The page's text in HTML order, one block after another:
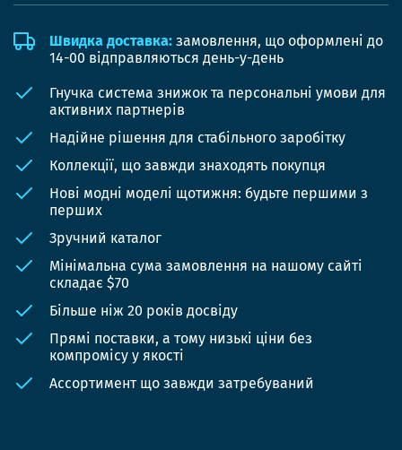
Швидка доставка: замовлення, що оформлені до
14-00 відправляються день-у-день
Гнучка система знижок та персональні умови для
активних партнерів
Надійне рішення для стабільного заробітку
Коллекції, що завжди знаходять покупця
Нові модні моделі щотижня: будьте першими з
перших
Зручний каталог
Мінімальна сума замовлення на нашому сайті
складає $70
Більше ніж 20 років досвіду
Прямі поставки, а тому низькі ціни без
компромісу у якості
Ассортимент що завжди затребуваний